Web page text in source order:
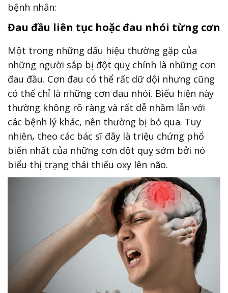
bệnh nhân:
Đau đầu liên tục hoặc đau nhói từng cơn
Một trong những dấu hiệu thường gặp của
những người sắp bị đột quỵ chính là những cơn
đau đầu. Cơn đau có thể rất dữ dội nhưng cũng
có thể chỉ là những cơn đau nhói. Biểu hiện này
thường không rõ ràng và rất dễ nhầm lẫn với
các bệnh lý khác, nên thường bị bỏ qua. Tuy
nhiên, theo các bác sĩ đây là triệu chứng phổ
biến nhất của những cơn đột quỵ sớm bởi nó
biểu thị trạng thái thiếu oxy lên não.